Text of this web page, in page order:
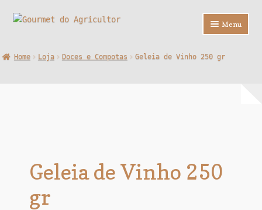
Ir
navegação
Saltar
conteúdo
Menu
Home Loja Doces e Compotas Geleia de Vinho 250 gr
Geleia de Vinho 250
gr